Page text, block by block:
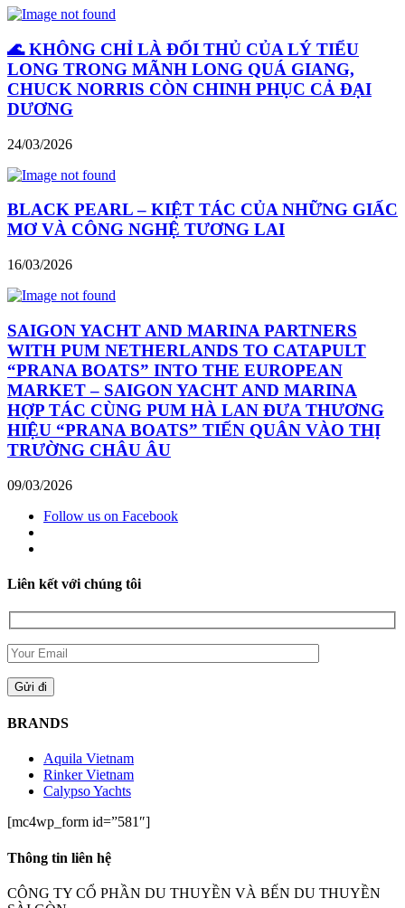
🌊 KHÔNG CHỈ LÀ ĐỐI THỦ CỦA LÝ TIỂU
LONG TRONG MÃNH LONG QUÁ GIANG,
CHUCK NORRIS CÒN CHINH PHỤC CẢ ĐẠI
DƯƠNG
24/03/2026
BLACK PEARL – KIỆT TÁC CỦA NHỮNG GIẤC
MƠ VÀ CÔNG NGHỆ TƯƠNG LAI
16/03/2026
SAIGON YACHT AND MARINA PARTNERS
WITH PUM NETHERLANDS TO CATAPULT
“PRANA BOATS” INTO THE EUROPEAN
MARKET – SAIGON YACHT AND MARINA
HỢP TÁC CÙNG PUM HÀ LAN ĐƯA THƯƠNG
HIỆU “PRANA BOATS” TIẾN QUÂN VÀO THỊ
TRƯỜNG CHÂU ÂU
09/03/2026
Follow us on Facebook
Liên kết với chúng tôi
BRANDS
Aquila Vietnam
Rinker Vietnam
Calypso Yachts
[mc4wp_form id=”581″]
Thông tin liên hệ
CÔNG TY CỔ PHẦN DU THUYỀN VÀ BẾN DU THUYỀN